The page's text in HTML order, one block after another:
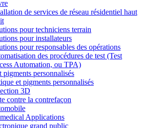
de services de réseau résidentiel haut
pour techniciens terrain
pour installateurs
pour responsables des opérations
des procédures de test (Test
Automation, ou TPA)
pigments personnalisés
et pigments personnalisés
3D
contre la contrefaçon
Applications
grand public